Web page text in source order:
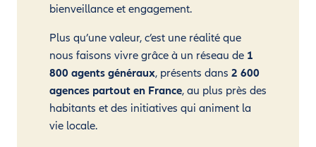
bienveillance et engagement.
Plus qu’une valeur, c’est une réalité que
nous faisons vivre grâce à un réseau de 1
800 agents généraux, présents dans 2 600
agences partout en France, au plus près des
habitants et des initiatives qui animent la
vie locale.